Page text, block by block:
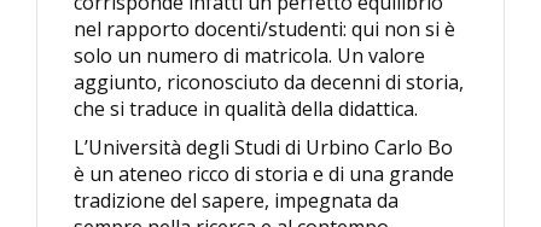
nel rapporto docenti/studenti: qui non si è
solo un numero di matricola. Un valore
aggiunto, riconosciuto da decenni di storia,
che si traduce in qualità della didattica.
L’Università degli Studi di Urbino Carlo Bo
è un ateneo ricco di storia e di una grande
tradizione del sapere, impegnata da